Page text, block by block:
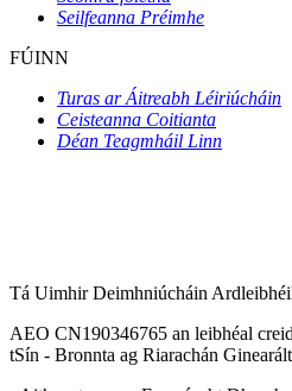
Seilfeanna Préimhe
FÚINN
Turas ar Áitreabh Léiriúcháin
Ceisteanna Coitianta
Déan Teagmháil Linn
Tá Uimhir Deimhniúcháin
AEO CN190346765 an leibhéal
tSín - Bronnta ag Riarachán